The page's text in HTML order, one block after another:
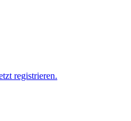
registrieren.